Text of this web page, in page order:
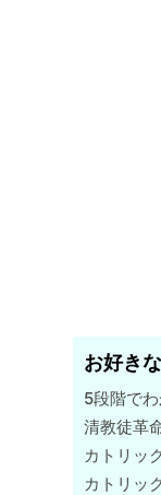
お好き
5段階で
清教徒革
カトリッ
カトリッ